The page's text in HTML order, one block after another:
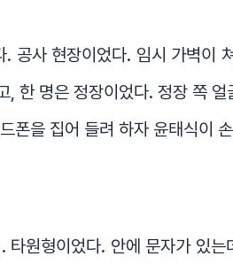
. 공사 현장이었다. 임시 가벽이
, 한 명은 정장이었다. 정장 쪽 얼
폰을 집어 들려 하자 윤태식이
타원형이었다. 안에 문자가 있